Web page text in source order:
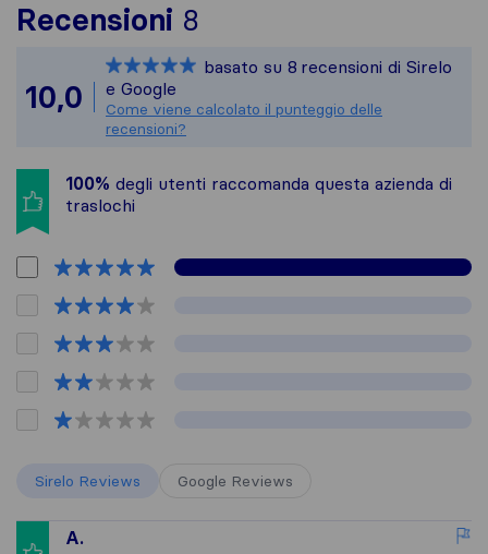
Recensioni 8
Tutte le recensioni
10,0
basato su 8 recensioni di Sirelo
e Google
Come viene calcolato il punteggio delle
recensioni?
100% degli utenti raccomanda questa azienda di
traslochi
Sirelo Reviews Google Reviews
A.